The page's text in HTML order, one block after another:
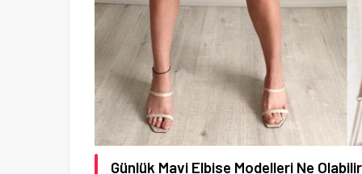
Günlük Mavi Elbise Modelleri Ne